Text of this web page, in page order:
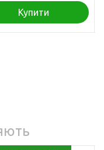
Купити